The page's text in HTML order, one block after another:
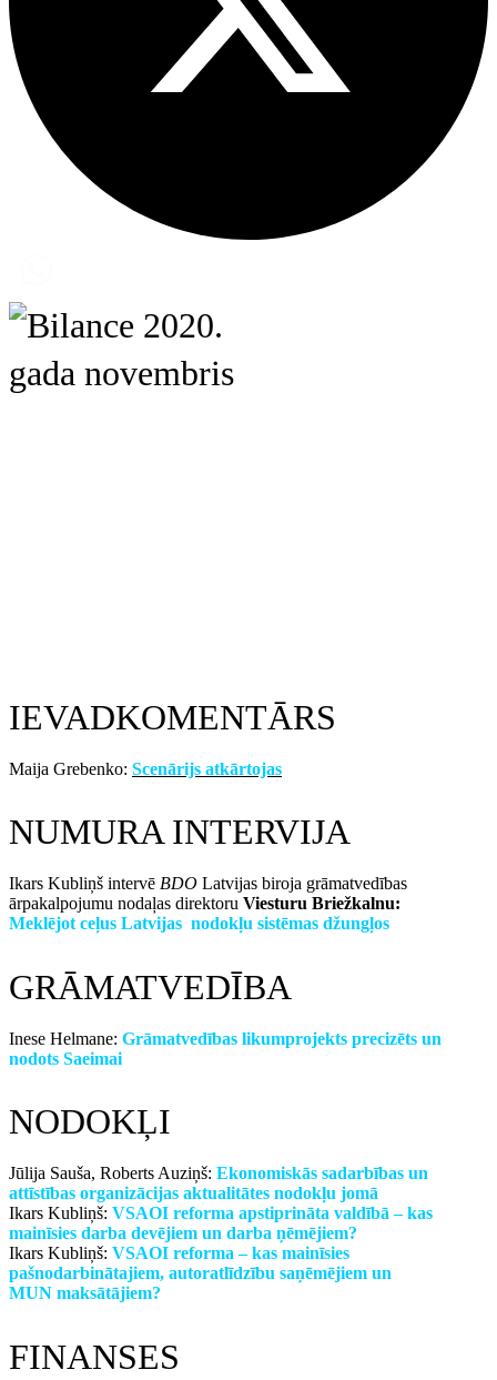
IEVADKOMENTĀRS
Maija Grebenko: Scenārijs atkārtojas
NUMURA INTERVIJA
Ikars Kubliņš intervē BDO Latvijas biroja grāmatvedības
ārpakalpojumu nodaļas direktoru Viesturu Briežkalnu:
Meklējot ceļus Latvijas nodokļu sistēmas džungļos
GRĀMATVEDĪBA
Inese Helmane: Grāmatvedības likumprojekts precizēts un
nodots Saeimai
NODOKĻI
Jūlija Sauša, Roberts Auziņš: Ekonomiskās sadarbības un
attīstības organizācijas aktualitātes nodokļu jomā
Ikars Kubliņš: VSAOI reforma apstiprināta valdībā – kas
mainīsies darba devējiem un darba ņēmējiem?
Ikars Kubliņš: VSAOI reforma – kas mainīsies
pašnodarbinātajiem, autoratlīdzību saņēmējiem un
MUN maksātājiem?
FINANSES